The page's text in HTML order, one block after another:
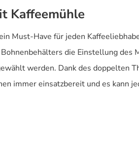
Kaffeemühle
Must-Have für jeden
die Einstellung
werden. Dank des doppelten
immer einsatzbereit und es kann